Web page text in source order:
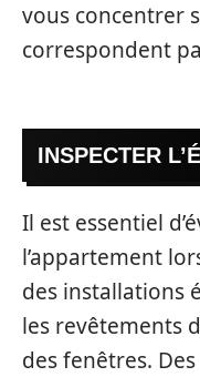
vous concentrer
correspondent
INSPECTER
Il est essentiel
l’appartement
des installations
les revêtements
des fenêtres.